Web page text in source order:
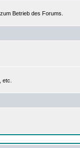
Betrieb des Forums.